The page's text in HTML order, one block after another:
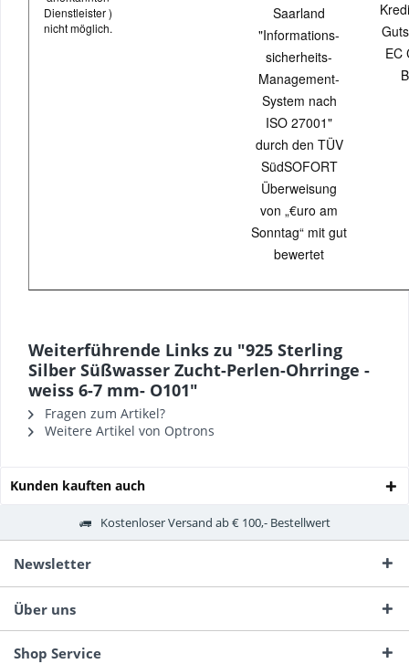
Dienstleister )
nicht möglich.
Saarland
"Informations-
sicherheits-
Management-
System nach
ISO 27001"
durch den TÜV
SüdSOFORT
Überweisung
von „€uro am
Sonntag“ mit gut
bewertet
EC
Weiterführende Links zu "925 Sterling
Silber Süßwasser Zucht-Perlen-Ohrringe -
weiss 6-7 mm- O101"
Fragen zum Artikel?
Weitere Artikel von Optrons
Kunden kauften auch
Kostenloser Versand ab € 100,- Bestellwert
Newsletter
Über uns
Shop Service